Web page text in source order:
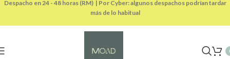
Despacho en 24 - 48 horas (RM) | Por Cyber: algunos despachos podrían tardar
más de lo habitual